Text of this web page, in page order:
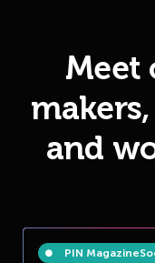
Meet
and
PIN Magazine